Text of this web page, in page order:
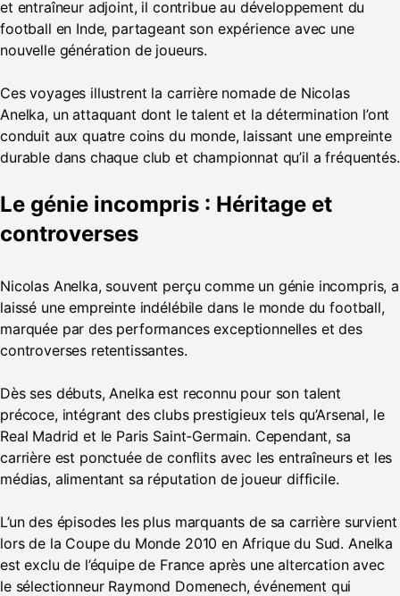
et entraîneur adjoint, il contribue au développement du
football en Inde, partageant son expérience avec une
nouvelle génération de joueurs.
Ces voyages illustrent la carrière nomade de Nicolas
Anelka, un attaquant dont le talent et la détermination l’ont
conduit aux quatre coins du monde, laissant une empreinte
durable dans chaque club et championnat qu’il a fréquentés.
Le génie incompris : Héritage et
controverses
Nicolas Anelka, souvent perçu comme un génie incompris, a
laissé une empreinte indélébile dans le monde du football,
marquée par des performances exceptionnelles et des
controverses retentissantes.
Dès ses débuts, Anelka est reconnu pour son talent
précoce, intégrant des clubs prestigieux tels qu’Arsenal, le
Real Madrid et le Paris Saint-Germain. Cependant, sa
carrière est ponctuée de conflits avec les entraîneurs et les
médias, alimentant sa réputation de joueur difficile.
L’un des épisodes les plus marquants de sa carrière survient
lors de la Coupe du Monde 2010 en Afrique du Sud. Anelka
est exclu de l’équipe de France après une altercation avec
le sélectionneur Raymond Domenech, événement qui